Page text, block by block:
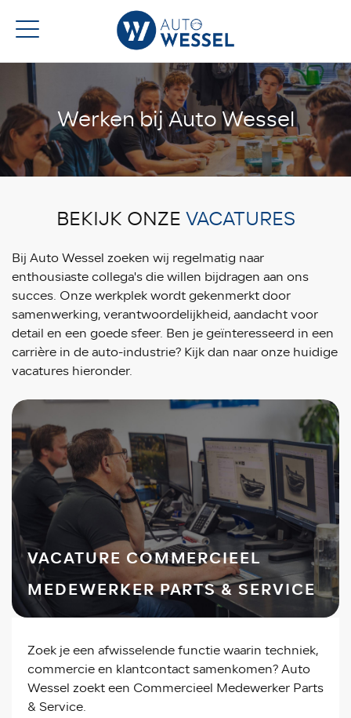
Werken bij Auto Wessel
BEKIJK ONZEVACATURES
Bij Auto Wessel zoeken wij regelmatig naar
enthousiaste collega's die willen bijdragen aan ons
succes. Onze werkplek wordt gekenmerkt door
samenwerking, verantwoordelijkheid, aandacht voor
detail en een goede sfeer. Ben je geïnteresseerd in een
carrière in de auto-industrie? Kijk dan naar onze huidige
vacatures hieronder.
VACATURE COMMERCIEEL
MEDEWERKER PARTS & SERVICE
Zoek je een afwisselende functie waarin techniek,
commercie en klantcontact samenkomen? Auto
Wessel zoekt een Commercieel Medewerker Parts
& Service.